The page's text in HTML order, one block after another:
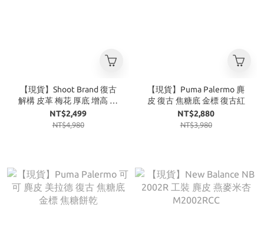
【現貨】Shoot Brand 復古
解構 皮革 梅花 厚底 增高 板
鞋 皮革黑
NT$2,499
NT$4,980
【現貨】Puma Palermo 麂
皮 復古 焦糖底 金標 復古紅
NT$2,880
NT$3,980